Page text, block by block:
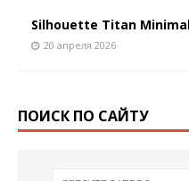
Silhouette Titan
20 апреля 2026
ПОИСК ПО САЙТУ